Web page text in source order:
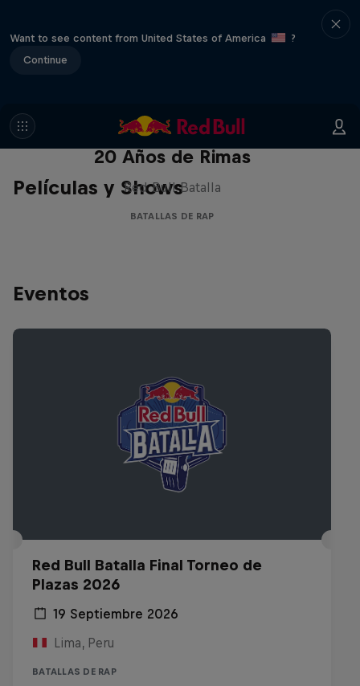
Want to see content from United States of America
?
Continue
Películas y Shows
Red Bull Batalla Nueva Historia:
20 Años de Rimas
Red Bull Batalla
BATALLAS DE RAP
Eventos
Red Bull Batalla Final Torneo de
Plazas 2026
19 Septiembre 2026
Lima, Peru
BATALLAS DE RAP